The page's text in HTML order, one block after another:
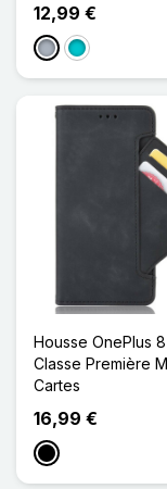
12,99 €
Gris Turquoise
Housse OnePlus 8
Classe Première
Cartes
16,99 €
Noir